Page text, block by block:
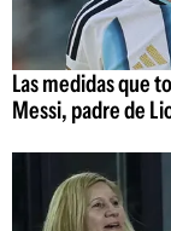
Las medidas que
Messi, padre de